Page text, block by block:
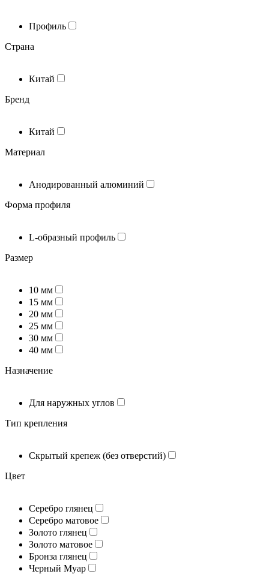
Профиль
Страна
Китай
Бренд
Китай
Материал
Анодированный алюминий
Форма профиля
L-образный профиль
Размер
10 мм
15 мм
20 мм
25 мм
30 мм
40 мм
Назначение
Для наружных углов
Тип крепления
Скрытый крепеж (без отверстий)
Цвет
Серебро глянец
Серебро матовое
Золото глянец
Золото матовое
Бронза глянец
Черный Муар